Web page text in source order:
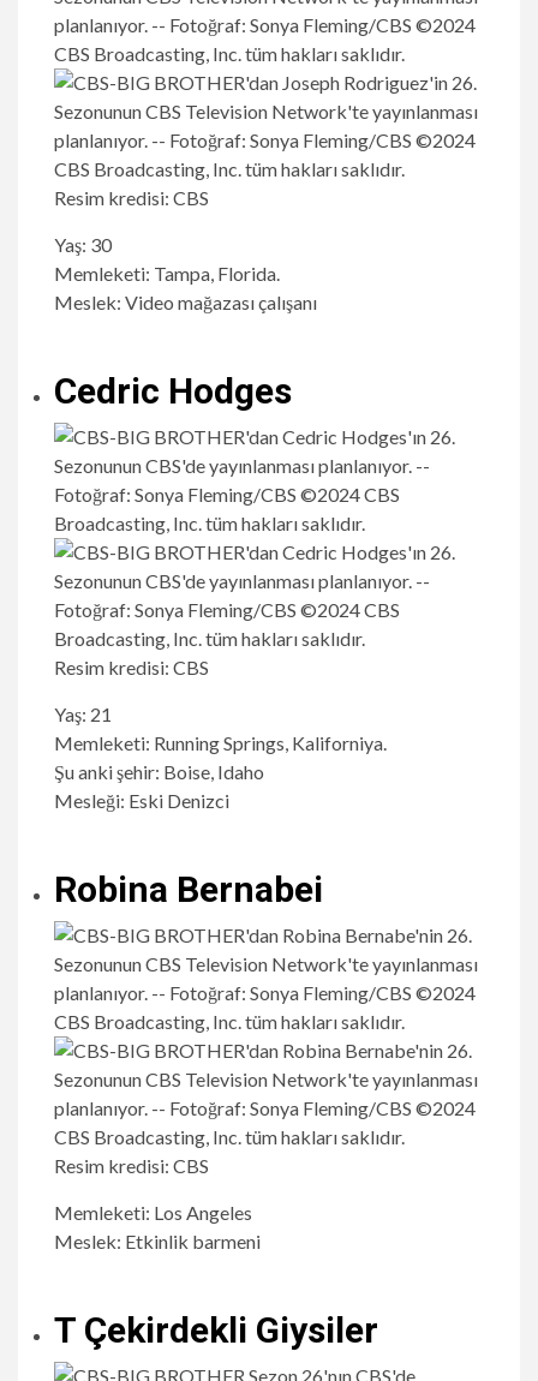
Resim kredisi: CBS
Yaş: 30
Memleketi: Tampa, Florida.
Meslek: Video mağazası çalışanı
Cedric Hodges
Resim kredisi: CBS
Yaş: 21
Memleketi: Running Springs, Kaliforniya.
Şu anki şehir: Boise, Idaho
Mesleği: Eski Denizci
Robina Bernabei
Resim kredisi: CBS
Memleketi: Los Angeles
Meslek: Etkinlik barmeni
T Çekirdekli Giysiler